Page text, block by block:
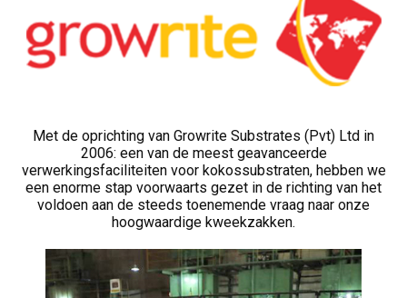
Met de oprichting van Growrite Substrates (Pvt) Ltd in
2006: een van de meest geavanceerde
verwerkingsfaciliteiten voor kokossubstraten, hebben we
een enorme stap voorwaarts gezet in de richting van het
voldoen aan de steeds toenemende vraag naar onze
hoogwaardige kweekzakken.